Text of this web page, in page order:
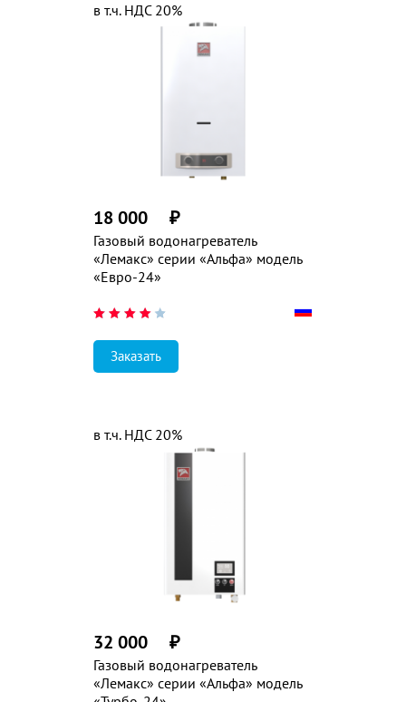
Газовый водонагреватель
«Лемакс» серии «Альфа» модель
«Евро-24»
18 000 ₽
в т.ч. НДС 20%
Заказать
Газовый водонагреватель
«Лемакс» серии «Альфа» модель
32 000 ₽
в т.ч. НДС 20%